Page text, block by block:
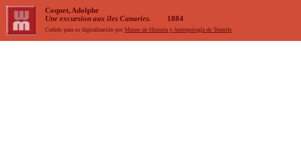
Coquet, Adolphe
Une excursion aux îles Canaries.
1884
Cedido para su digitalización porMuseo de Historia y Antropología de Tenerife